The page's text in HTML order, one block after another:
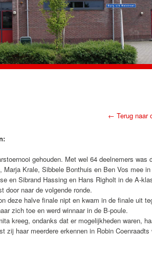
← Terug naar
gehouden. Met wel 64 deelnemers was
Krale, Sibbele Bonthuis en Ben Vos mee
en Sibrand Hassing en Hans Righolt in de A-
door naar de volgende ronde.
deze halve finale nipt en kwam in de finale uit
zich toe en werd winnaar in de B-poule.
kreeg, ondanks dat er mogelijkheden waren,
zij haar meerdere erkennen in Robin